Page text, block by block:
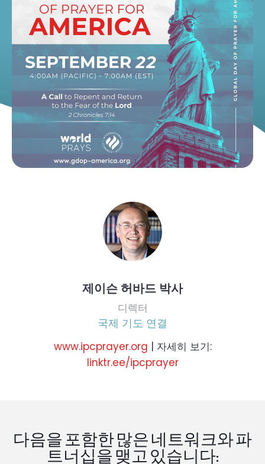
제이슨 허바드 박사
디렉터
국제 기도 연결
www.ipcprayer.org | 자세히 보기:
linktr.ee/ipcprayer
다음을 포함한 많은 네트워크와 파
트너십을 맺고 있습니다: